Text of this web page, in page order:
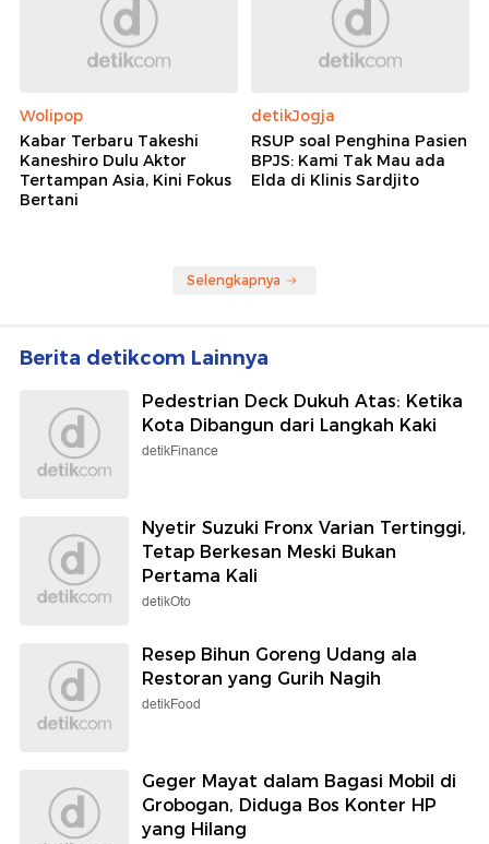
Wolipop
Kabar Terbaru Takeshi
Kaneshiro Dulu Aktor
Tertampan Asia, Kini Fokus
Bertani
detikJogja
RSUP soal Penghina Pasien
BPJS: Kami Tak Mau ada
Elda di Klinis Sardjito
Selengkapnya
Berita detikcom Lainnya
Pedestrian Deck Dukuh Atas: Ketika
Kota Dibangun dari Langkah Kaki
detikFinance
Nyetir Suzuki Fronx Varian Tertinggi,
Tetap Berkesan Meski Bukan
Pertama Kali
detikOto
Resep Bihun Goreng Udang ala
Restoran yang Gurih Nagih
detikFood
Geger Mayat dalam Bagasi Mobil di
Grobogan, Diduga Bos Konter HP
yang Hilang